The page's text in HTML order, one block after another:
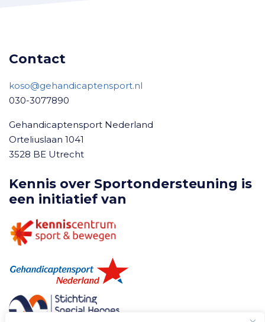
Contact
koso@gehandicaptensport.nl
030-3077890
Gehandicaptensport Nederland
Orteliuslaan 1041
3528 BE Utrecht
Kennis over Sportondersteuning is
een initiatief van